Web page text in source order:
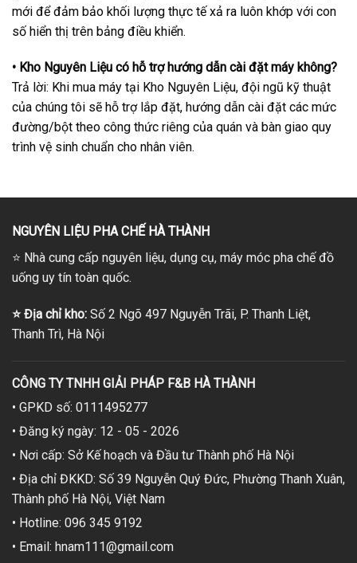
mới để đảm bảo khối lượng thực tế xả ra luôn khớp với con
số hiển thị trên bảng điều khiển.
• Kho Nguyên Liệu có hỗ trợ hướng dẫn cài đặt máy không?
Trả lời: Khi mua máy tại Kho Nguyên Liệu, đội ngũ kỹ thuật
của chúng tôi sẽ hỗ trợ lắp đặt, hướng dẫn cài đặt các mức
đường/bột theo công thức riêng của quán và bàn giao quy
trình vệ sinh chuẩn cho nhân viên.
NGUYÊN LIỆU PHA CHẾ HÀ THÀNH
⭐ Nhà cung cấp nguyên liệu, dụng cụ, máy móc pha chế đồ
uống uy tín toàn quốc.
⭐Địa chỉ kho: Số 2 Ngõ 497 Nguyễn Trãi, P. Thanh Liệt,
Thanh Trì, Hà Nội
CÔNG TY TNHH GIẢI PHÁP F&B HÀ THÀNH
• GPKD số: 0111495277
• Đăng ký ngày: 12 - 05 - 2026
• Nơi cấp: Sở Kế hoạch và Đầu tư Thành phố Hà Nội
• Địa chỉ ĐKKD: Số 39 Nguyễn Quý Đức, Phường Thanh Xuân,
Thành phố Hà Nội, Việt Nam
• Hotline: 096 345 9192
• Email: hnam111@gmail.com